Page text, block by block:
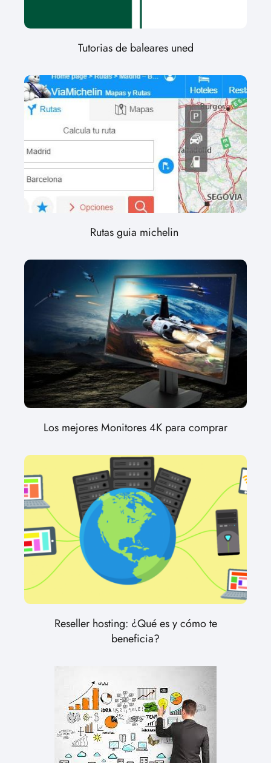
Tutorias de baleares uned
Rutas guia michelin
Los mejores Monitores 4K para comprar
Reseller hosting: ¿Qué es y cómo te
beneficia?